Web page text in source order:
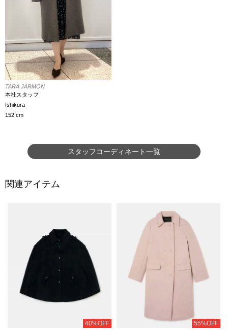
TARA JARMON
本社スタッフ
Ishikura
152 cm
スタッフコーディネート一覧
関連アイテム
40%OFF 55%OFF